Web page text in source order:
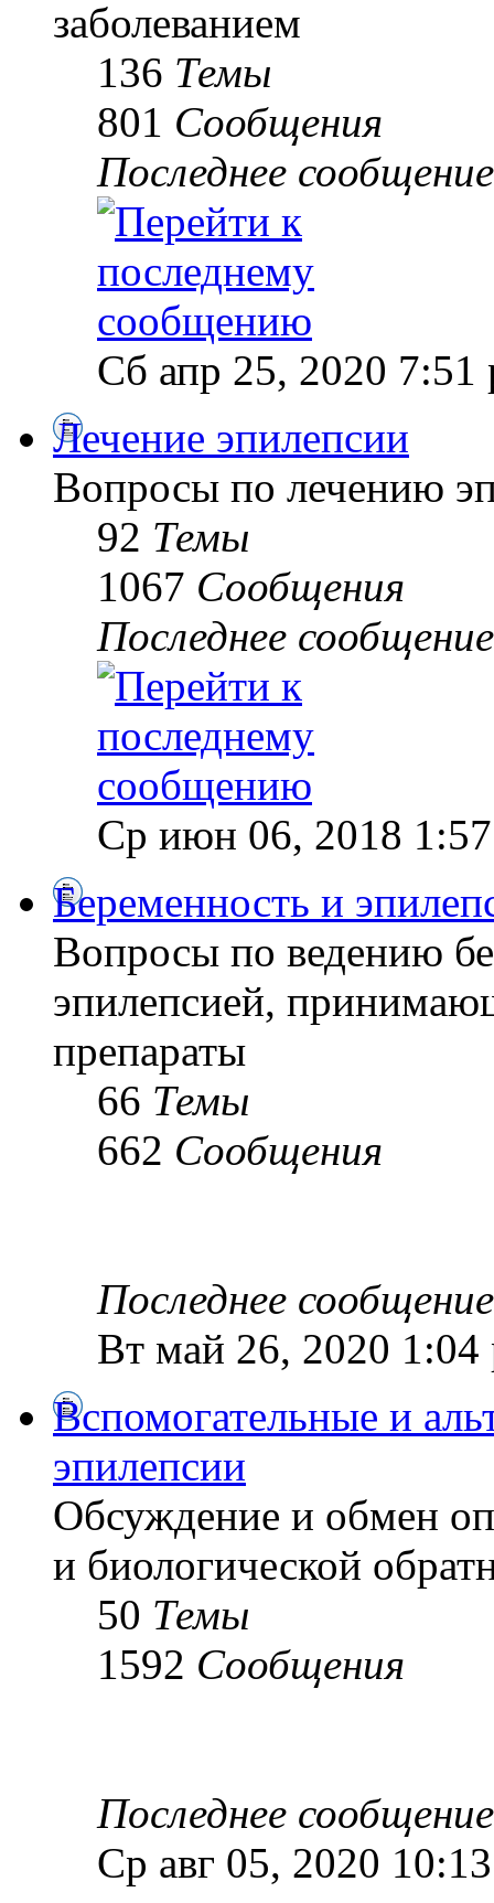
заболеванием
136 Темы
801 Сообщения
Последнее сообщение
Сб апр 25, 2020 7:51
Лечение эпилепсии
Вопросы по лечению
92 Темы
1067 Сообщения
Последнее сообщение
Ср июн 06, 2018
Беременность и
Вопросы по ведению
эпилепсией,
препараты
66 Темы
662 Сообщения
Последнее сообщение
Вт май 26, 2020 1:04
Вспомогательные и
эпилепсии
Обсуждение и обмен
и биологической
50 Темы
1592 Сообщения
Последнее сообщение
Ср авг 05, 2020